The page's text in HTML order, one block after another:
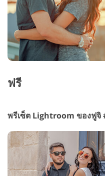
ฟรี
พรีเซ็ต Lightroom ของฟูจิ